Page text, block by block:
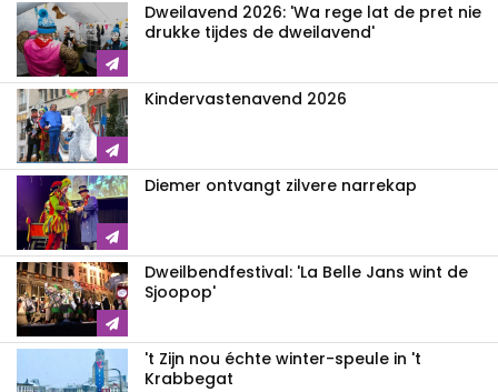
Dweilavend 2026: 'Wa rege lat de pret nie
drukke tijdes de dweilavend'
Kindervastenavend 2026
Diemer ontvangt zilvere narrekap
Dweilbendfestival: 'La Belle Jans wint de
Sjoopop'
't Zijn nou échte winter-speule in 't
Krabbegat